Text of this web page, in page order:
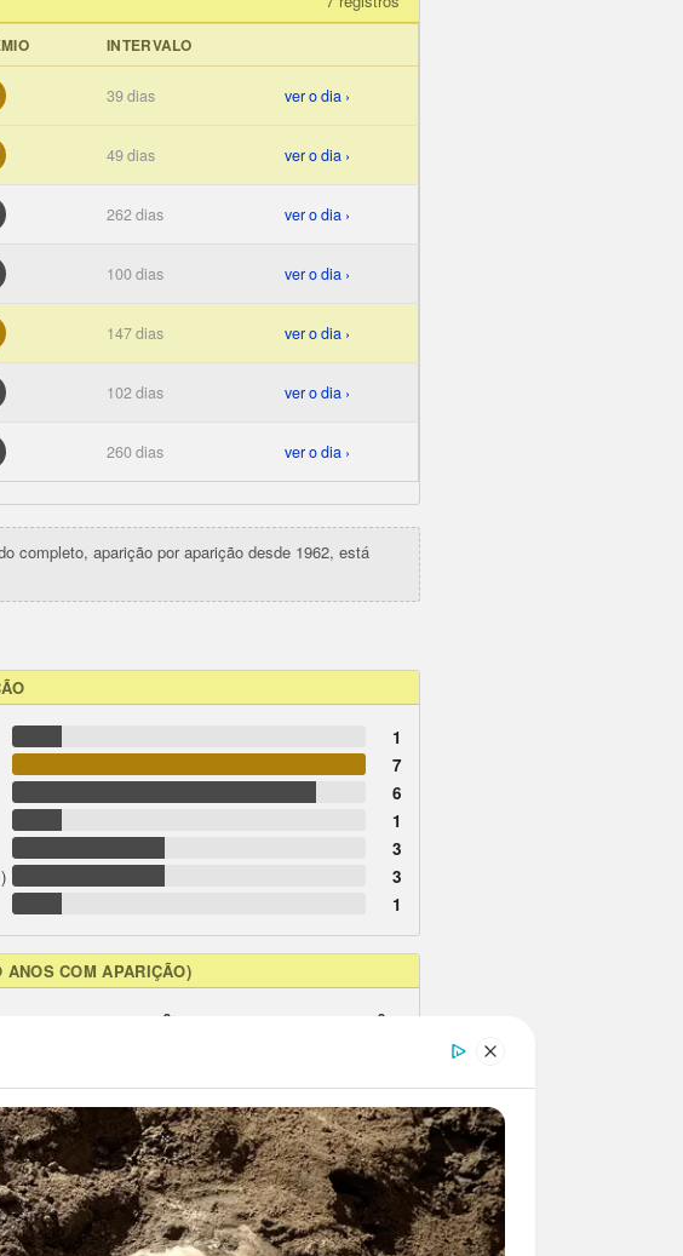
INTERVALO
39 dias ver o dia ›
49 dias ver o dia ›
262 dias ver o dia ›
100 dias ver o dia ›
147 dias ver o dia ›
102 dias ver o dia ›
260 dias ver o dia ›
completo, aparição por aparição desde 1962, está
1
7
6
1
3
3
1
ANOS COM APARIÇÃO)
3 3
06 08 14 17 18 20 23 24 25 26